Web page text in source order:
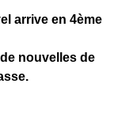
arrive en 4ème
nouvelles de